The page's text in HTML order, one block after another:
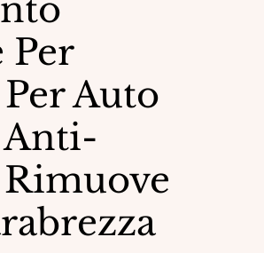
Auto
Anti-